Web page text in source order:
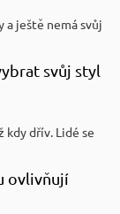
a ještě nemá svůj
svůj styl
kdy dřív. Lidé se
ovlivňují